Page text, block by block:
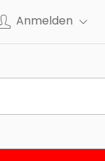
Anmelden